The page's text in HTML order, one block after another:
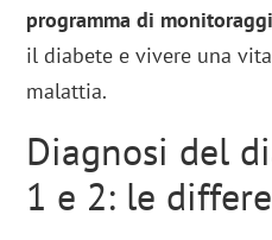
programma di
il diabete e vivere una
malattia.
Diagnosi del
1 e 2: le